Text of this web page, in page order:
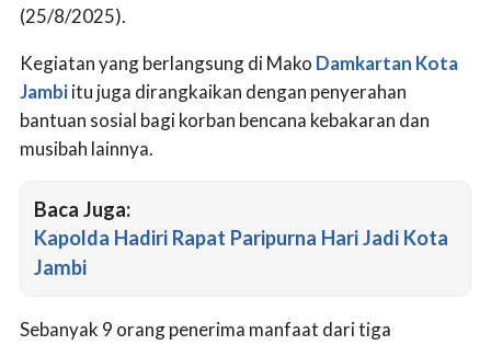
(25/8/2025).
Kegiatan yang berlangsung di Mako Damkartan Kota
Jambiitu juga dirangkaikan dengan penyerahan
bantuan sosial bagi korban bencana kebakaran dan
musibah lainnya.
Baca Juga:
Kapolda Hadiri Rapat Paripurna Hari Jadi Kota
Jambi
Sebanyak 9 orang penerima manfaat dari tiga